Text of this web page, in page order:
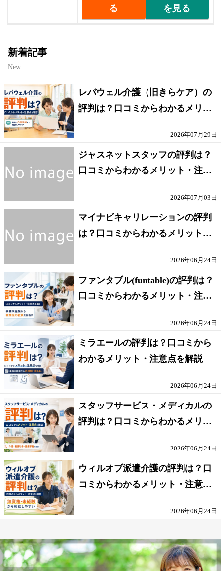
る
を見る
新着記事
New
レバウェル介護（旧きらケア）の
評判は？口コミからわかるメリッ
2026年07月29日
ジャスネットスタッフの評判は？
口コミからわかるメリット・注意
2026年07月03日
マイナビキャリレーションの評判
は？口コミからわかるメリット・
2026年06月24日
ファンタブル(funtable)の評判は？
口コミからわかるメリット・注意
2026年06月24日
ミラエールの評判は？口コミから
わかるメリット・注意点を解説
2026年06月24日
スタッフサービス・メディカルの
評判は？口コミからわかるメリッ
2026年06月24日
ウィルオブ派遣介護の評判は？口
コミからわかるメリット・注意点
2026年06月24日